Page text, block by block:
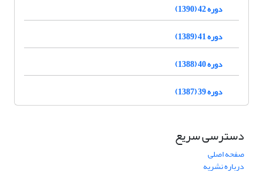
دوره 42 (1390)
دوره 41 (1389)
دوره 40 (1388)
دوره 39 (1387)
دسترسی سریع
صفحه اصلی
درباره نشریه